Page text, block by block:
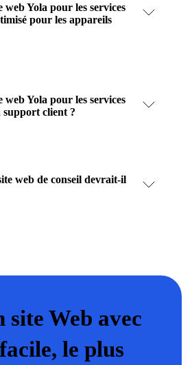
web Yola pour les services
pour les appareils
web Yola pour les services
support client ?
web de conseil devrait-il
site Web avec
le plus